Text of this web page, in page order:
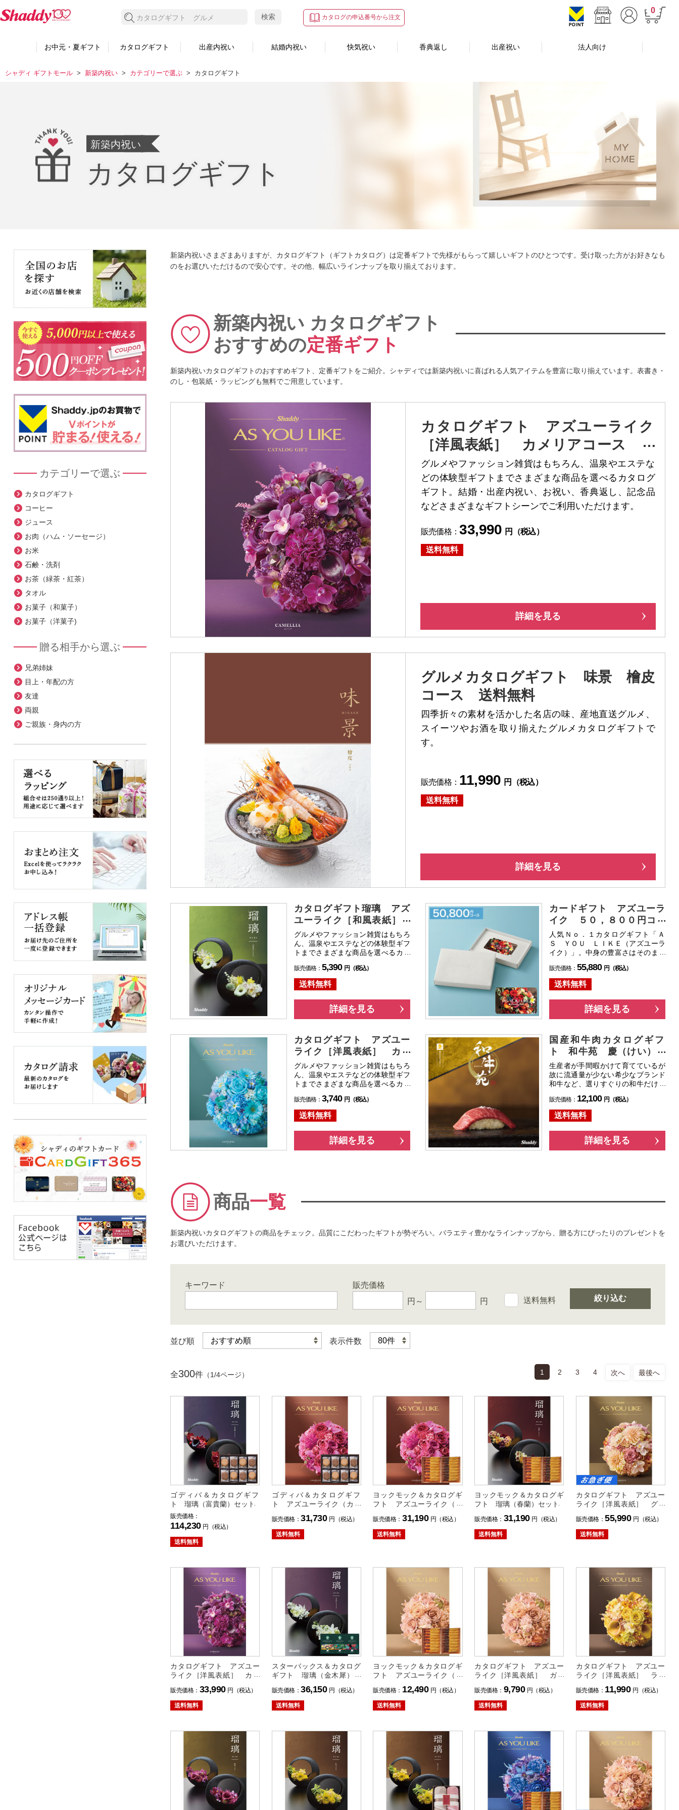
0
カタログの申込番号から注文
検索する 検索
お中元・夏ギフト カタログギフト 出産内祝い 結婚内祝い 快気祝い 香典返し 出産祝い 法人向け
シャディ ギフトモール 新築内祝い カテゴリーで選ぶ カタログギフト
新築内祝い
カタログギフト
新築内祝いさまざまありますが、カタログギフト（ギフトカタログ）は定番ギフトで先様がもらって嬉しいギフトのひとつです。受け取った方がお好きなも
のをお選びいただけるので安心です。その他、幅広いラインナップを取り揃えております。
新築内祝い カタログギフト
おすすめの定番ギフト
新築内祝いカタログギフトのおすすめギフト、定番ギフトをご紹介。シャディでは新築内祝いに喜ばれる人気アイテムを豊富に取り揃えています。表書き・
のし・包装紙・ラッピングも無料でご用意しています。
カタログギフト アズユーライク
［洋風表紙］ カメリアコース 送
料無料
グルメやファッション雑貨はもちろん、温泉やエステな
どの体験型ギフトまでさまざまな商品を選べるカタログ
ギフト。結婚・出産内祝い、お祝い、香典返し、記念品
などさまざまなギフトシーンでご利用いただけます。
販売価格：33,990 円（税込）
送料無料
詳細を見る
グルメカタログギフト 味景 檜皮
コース 送料無料
四季折々の素材を活かした名店の味、産地直送グルメ、
スイーツやお酒を取り揃えたグルメカタログギフトで
す。
販売価格： 11,990 円（税込）
送料無料
詳細を見る
カタログギフト瑠璃 アズ
ユーライク［和風表紙］
山茶花コース 送料無料
グルメやファッション雑貨はもちろ
ん、温泉やエステなどの体験型ギフ
トまでさまざまな商品を選べるカタ
祝い、香典返し、記念品などさまざ
まなギフトシーンでご利用いただけ
ます。
販売価格：5,390 円（税込）
送料無料
詳細を見る
カードギフト アズユーラ
イク ５０，８００円コー
ス 送料無料
人気Ｎｏ．１カタログギフト「Ａ
Ｓ ＹＯＵ ＬＩＫＥ（アズユーラ
イク）」。中身の豊富さはそのまま
届けします。
販売価格：55,880 円（税込）
送料無料
詳細を見る
カタログギフト アズユー
ライク［洋風表紙］ カト
レアコース 送料無料
グルメやファッション雑貨はもちろ
ん、温泉やエステなどの体験型ギフ
トまでさまざまな商品を選べるカタ
祝い、香典返し、記念品などさまざ
まなギフトシーンでご利用いただけ
ます。
販売価格：3,740 円（税込）
送料無料
詳細を見る
国産和牛肉カタログギフ
ト 和牛苑 慶（けい）コ
ース 送料無料
生産者が手間暇かけて育てているが
故に流通量が少ない希少なブランド
和牛など、選りすぐりの和牛だけを
でしか味わえないような極上の和牛
体験をお届けします。
販売価格： 12,100 円（税込）
送料無料
詳細を見る
商品一覧
新築内祝いカタログギフトの商品をチェック。品質にこだわったギフトが勢ぞろい。バラエティ豊かなラインナップから、贈る方にぴったりのプレゼントを
お選びいただけます。
キーワード
販売価格
円～
円 送料無料 絞り込む
並び順 表示件数
全300件（1/4ページ） 1 2 3 4 次へ 最後へ
ゴディバ＆カタログギフ
ト 瑠璃（富貴蘭）セット
販売価格：
114,230 円（税込）
送料無料
ゴディバ＆カタログギフ
ト アズユーライク（カサ
ブランカ）セット
販売価格：31,730 円（税込）
送料無料
ヨックモック＆カタログギ
フト アズユーライク（カ
サブランカ）セット
販売価格：31,190 円（税込）
送料無料
ヨックモック＆カタログギ
フト 瑠璃（春蘭）セット
販売価格： 31,190 円（税込）
送料無料
カタログギフト アズユー
ライク［洋風表紙］ グラ
ジオラスコース【お急ぎ
便】
販売価格：55,990 円（税込）
送料無料
カタログギフト アズユー
ライク［洋風表紙］ カメ
リアコース 送料無料
販売価格： 33,990 円（税込）
送料無料
スターバックス＆カタログ
ギフト 瑠璃（金木犀）セ
販売価格：36,150 円（税込）
送料無料
ヨックモック＆カタログギ
フト アズユーライク（ガ
ーデニア）セット
販売価格： 12,490 円（税込）
送料無料
カタログギフト アズユー
ライク［洋風表紙］ ガー
デニアコース 送料無料
販売価格： 9,790 円（税込）
送料無料
カタログギフト アズユー
ライク［洋風表紙］ ラベ
ンダーコース 送料無料
販売価格： 11,990 円（税込）
送料無料
カテゴリーで選ぶ
カタログギフト
コーヒー
ジュース
お肉（ハム・ソーセージ）
お米
石鹸・洗剤
お茶（緑茶・紅茶）
タオル
お菓子（和菓子）
お菓子（洋菓子)
贈る相手から選ぶ
兄弟姉妹
目上・年配の方
友達
両親
ご親族・身内の方